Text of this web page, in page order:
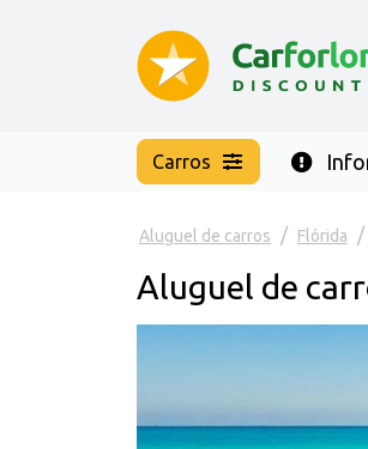
Carros
Aluguel de carros Flórida
Aluguel de